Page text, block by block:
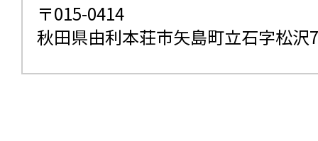
〒015-0414
秋田県由利本荘市矢島町立石字松沢